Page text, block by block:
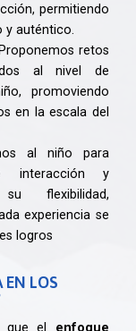
permitiendo
y auténtico.
Proponemos retos
al nivel de
promoviendo
en la escala del
al niño para
interacción y
flexibilidad,
experiencia se
logros
EN LOS
que el enfoque